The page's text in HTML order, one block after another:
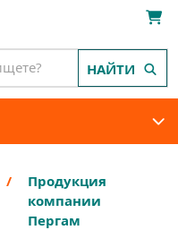
НАЙТИ
Продукция
компании
Пергам